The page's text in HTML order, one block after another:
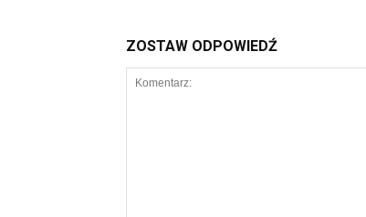
ZOSTAW ODPOWIEDŹ